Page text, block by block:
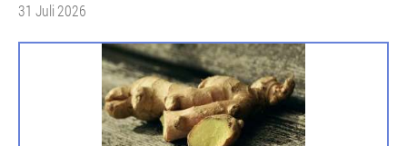
31 Juli 2026